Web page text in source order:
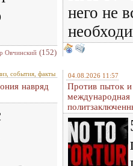
Овчинский (152)
него не
события, факты
навряд
04.08.2026 11:57
Против пыток и
международная